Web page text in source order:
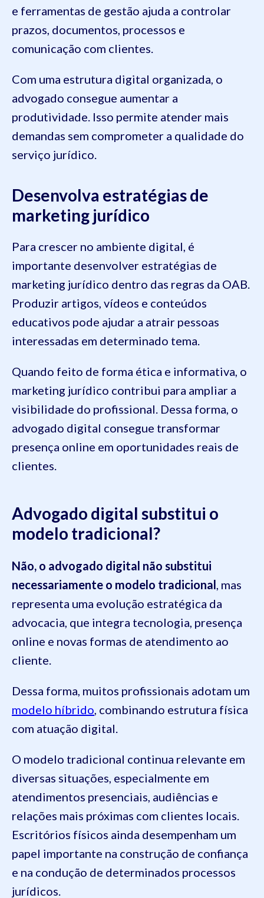
e ferramentas de gestão ajuda a controlar
prazos, documentos, processos e
comunicação com clientes.
Com uma estrutura digital organizada, o
advogado consegue aumentar a
produtividade. Isso permite atender mais
demandas sem comprometer a qualidade do
serviço jurídico.
Desenvolva estratégias de
marketing jurídico
Para crescer no ambiente digital, é
importante desenvolver estratégias de
marketing jurídico dentro das regras da OAB.
Produzir artigos, vídeos e conteúdos
educativos pode ajudar a atrair pessoas
interessadas em determinado tema.
Quando feito de forma ética e informativa, o
marketing jurídico contribui para ampliar a
visibilidade do profissional. Dessa forma, o
advogado digital consegue transformar
presença online em oportunidades reais de
clientes.
Advogado digital substitui o
modelo tradicional?
Não, o advogado digital não substitui
necessariamente o modelo tradicional , mas
representa uma evolução estratégica da
advocacia, que integra tecnologia, presença
online e novas formas de atendimento ao
cliente.
Dessa forma, muitos profissionais adotam um
modelo híbrido, combinando estrutura física
com atuação digital.
O modelo tradicional continua relevante em
diversas situações, especialmente em
atendimentos presenciais, audiências e
relações mais próximas com clientes locais.
Escritórios físicos ainda desempenham um
papel importante na construção de confiança
e na condução de determinados processos
jurídicos.